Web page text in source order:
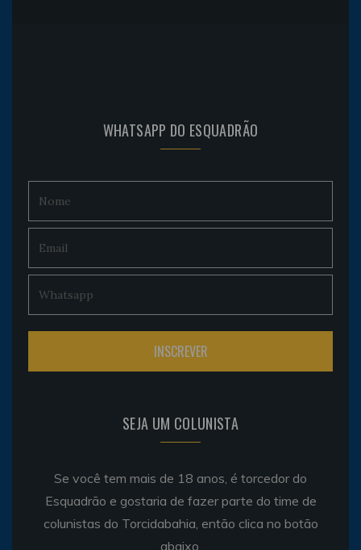
WHATSAPP DO ESQUADRÃO
SEJA UM COLUNISTA
Se você tem mais de 18 anos, é torcedor do
Esquadrão e gostaria de fazer parte do time de
colunistas do Torcidabahia, então clica no botão
abaixo.